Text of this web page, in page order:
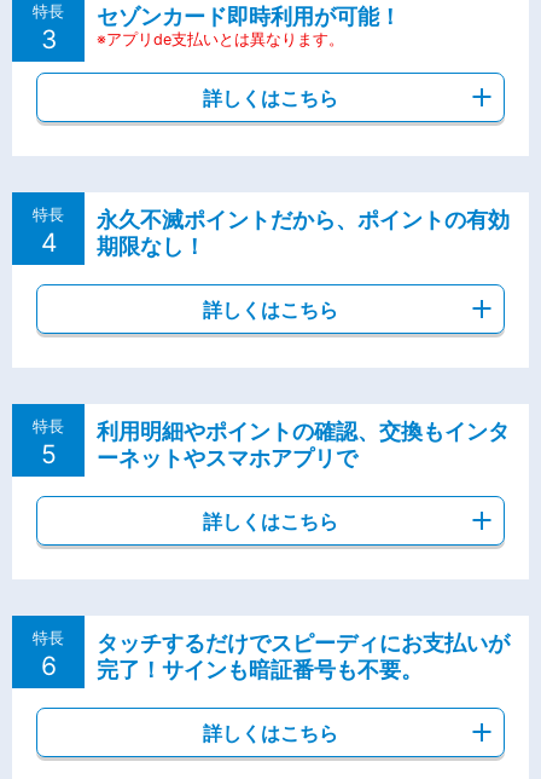
特長
3
セゾンカード即時利用が可能！
※アプリde支払いとは異なります。
詳しくはこちら
特長
4
永久不滅ポイントだから、ポイントの有効
期限なし！
詳しくはこちら
特長
5
利用明細やポイントの確認、交換もインタ
ーネットやスマホアプリで
詳しくはこちら
特長
6
タッチするだけでスピーディにお支払いが
完了！サインも暗証番号も不要。
詳しくはこちら